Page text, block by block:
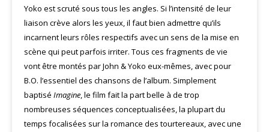
Yoko est scruté sous tous les angles. Si l’intensité de leur
liaison crève alors les yeux, il faut bien admettre qu’ils
incarnent leurs rôles respectifs avec un sens de la mise en
scène qui peut parfois irriter. Tous ces fragments de vie
vont être montés par John & Yoko eux-mêmes, avec pour
B.O. l’essentiel des chansons de l’album. Simplement
baptisé Imagine, le film fait la part belle à de trop
nombreuses séquences conceptualisées, la plupart du
temps focalisées sur la romance des tourtereaux, avec une